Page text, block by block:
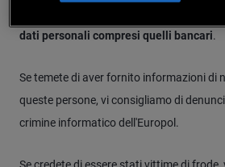
dati personali compresi quelli bancari.
Se temete di aver fornito informazioni di
queste persone, vi consigliamo di
crimine informatico dell'Europol.